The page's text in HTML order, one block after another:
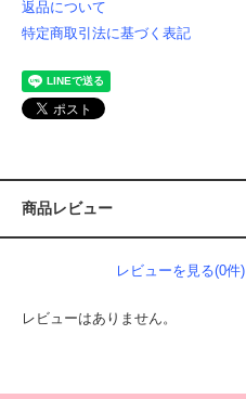
返品について
特定商取引法に基づく表記
商品レビュー
レビューを見る(0件)
レビューはありません。